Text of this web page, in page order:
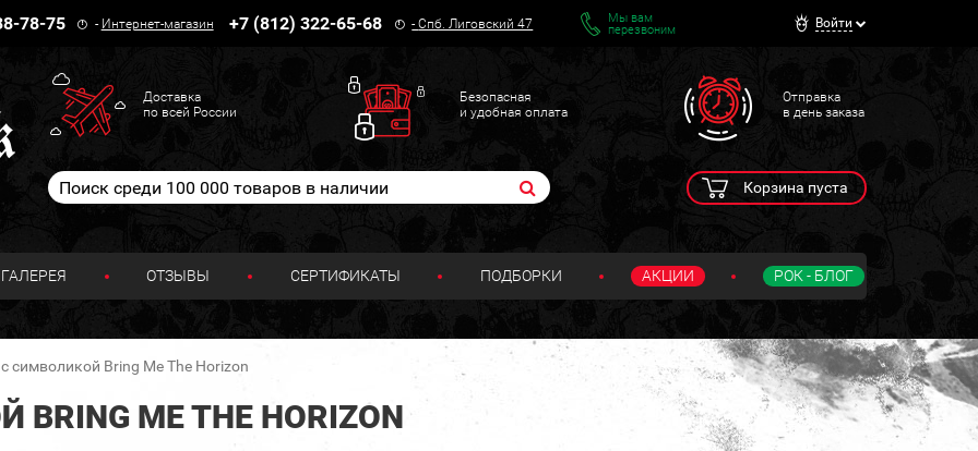
78-75 - Интернет-магазин +7 (812) 322-65-68 -Спб. Лиговский 47
Мы вам
перезвоним
Войти
Доставка
по всей России
Безопасная
и удобная оплата
Отправка
в день заказа
Корзина пуста
ГАЛЕРЕЯ ОТЗЫВЫ СЕРТИФИКАТЫ ПОДБОРКИ АКЦИИ РОК - БЛОГ
символикой Bring Me The Horizon
ME THE HORIZON